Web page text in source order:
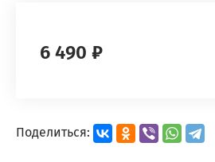
6 490 ₽
Поделиться: